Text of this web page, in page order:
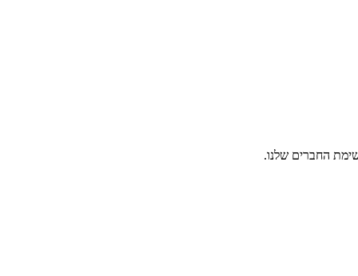
החברים שלנו.